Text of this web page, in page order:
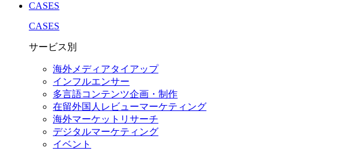
CASES
CASES
サービス別
海外メディアタイアップ
インフルエンサー
多言語コンテンツ企画・制作
在留外国⼈レビューマーケティング
海外マーケットリサーチ
デジタルマーケティング
イベント